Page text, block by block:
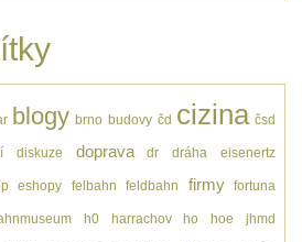
blogy brno budovy čd cizina čsd
diskuze doprava dr dráha eisenertz
eshopy felbahn feldbahn firmy fortuna
h0 harrachov ho hoe jhmd